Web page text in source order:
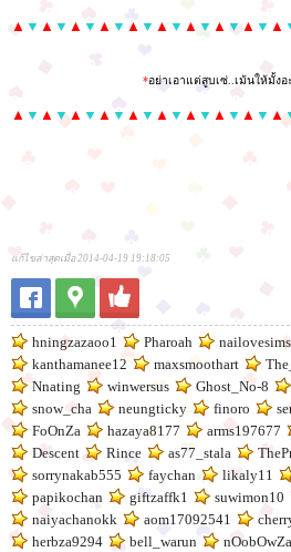
▲ ▼ ▲ ▼ ▲ ▼ ▲ ▼ ▲ ▼ ▲ ▼ ▲ ▼ ▲ ▼ ▲ ▼ ▲
*อย่าเอาแต่สูบเซ่..เม้นให้มั้งอ
▲ ▼ ▲ ▼ ▲ ▼ ▲ ▼ ▲ ▼ ▲ ▼ ▲ ▼ ▲ ▼ ▲ ▼ ▲
แก้ไขล่าสุดเมื่อ 2014-04-19 19:18:05
hningzazaoo1 Pharoah nailovesims
kanthamanee12
maxsmoothart
Nnating
winwersus Ghost_No-8
snow_cha
neungticky finoro
FoOnZa
hazaya8177 arms197677
Descent
Rince as77_stala
sorrynakab555
faychan likaly11
papikochan
giftzaffk1 suwimon10
naiyachanokk
aom17092541
herbza9294
bell_warun